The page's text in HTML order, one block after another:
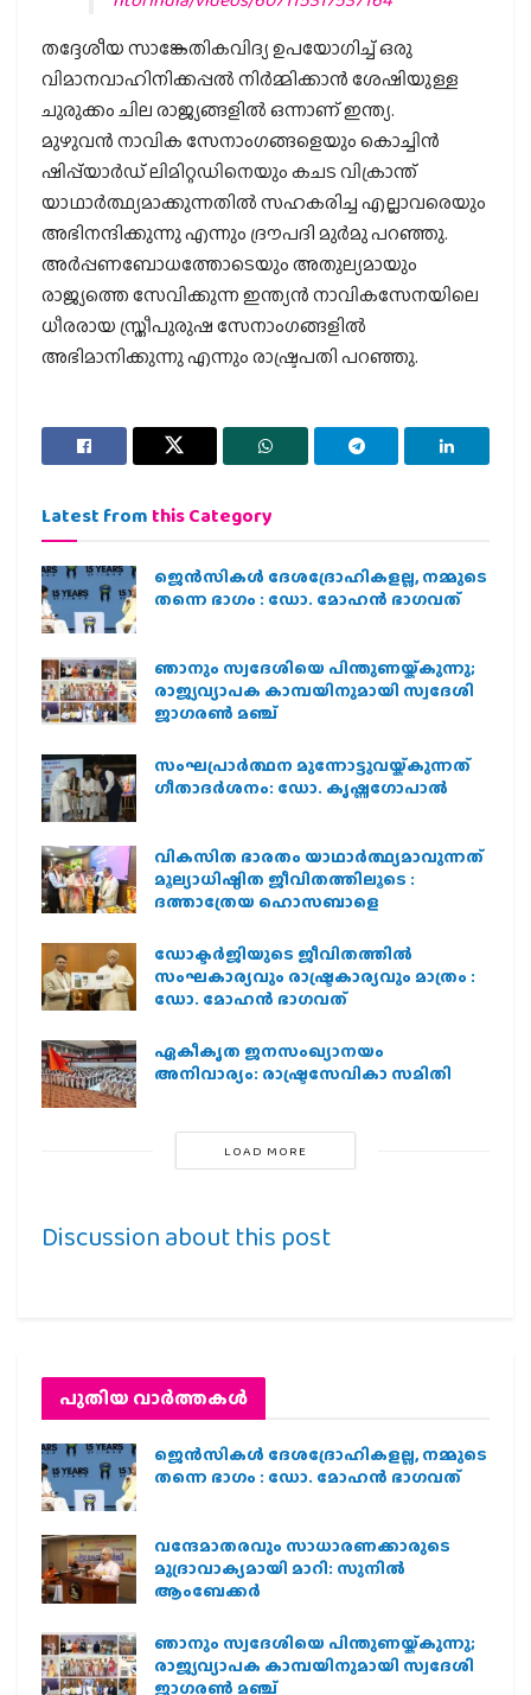
തദ്ദേശീയ സാങ്കേതികവിദ്യ ഉപയോഗിച്ച് ഒരു
വിമാനവാഹിനിക്കപ്പല്‍ നിര്‍മ്മിക്കാന്‍ ശേഷിയുള്ള
ചുരുക്കം ചില രാജ്യങ്ങളില്‍ ഒന്നാണ് ഇന്ത്യ.
മുഴുവന്‍ നാവിക സേനാംഗങ്ങളെയും കൊച്ചിന്‍
ഷിപ്പ്‌യാര്‍ഡ് ലിമിറ്റഡിനെയും കചട വിക്രാന്ത്
യാഥാര്‍ത്ഥ്യമാക്കുന്നതില്‍ സഹകരിച്ച എല്ലാവരെയും
അഭിനന്ദിക്കുന്നു എന്നും ദ്രൗപദി മുര്‍മു പറഞ്ഞു.
അര്‍പ്പണബോധത്തോടെയും അതുല്യമായും
രാജ്യത്തെ സേവിക്കുന്ന ഇന്ത്യന്‍ നാവികസേനയിലെ
ധീരരായ സ്ത്രീപുരുഷ സേനാംഗങ്ങളില്‍
അഭിമാനിക്കുന്നു എന്നും രാഷ്ട്രപതി പറഞ്ഞു.
Latest from this Category
ജെന്‍സികള്‍ ദേശദ്രോഹികളല്ല, നമ്മുടെ
തന്നെ ഭാഗം : ഡോ. മോഹന്‍ ഭാഗവത്
ഞാനും സ്വദേശിയെ പിന്തുണയ്ക്കുന്നു;
രാജ്യവ്യാപക കാമ്പയിനുമായി സ്വദേശി
ജാഗരണ്‍ മഞ്ച്
സംഘപ്രാര്‍ത്ഥന മുന്നോട്ടുവയ്ക്കുന്നത്
ഗീതാദര്‍ശനം: ഡോ. കൃഷ്ണഗോപാല്‍
വികസിത ഭാരതം യാഥാർത്ഥ്യമാവുന്നത്
മൂല്യാധിഷ്ഠിത ജീവിതത്തിലൂടെ :
ദത്താത്രേയ ഹൊസബാളെ
ഡോക്ടർജിയുടെ ജീവിതത്തിൽ
സംഘകാര്യവും രാഷ്ട്രകാര്യവും മാത്രം :
ഡോ. മോഹൻ ഭാഗവത്
ഏകീകൃത ജനസംഖ്യാനയം
അനിവാര്യം: രാഷ്ട്രസേവികാ സമിതി
LOAD MORE
Discussion about this post
പുതിയ വാര്‍ത്തകള്‍
ജെന്‍സികള്‍ ദേശദ്രോഹികളല്ല, നമ്മുടെ
തന്നെ ഭാഗം : ഡോ. മോഹന്‍ ഭാഗവത്
വന്ദേമാതരവും സാധാരണക്കാരുടെ
മുദ്രാവാക്യമായി മാറി: സുനിൽ
ആംബേക്കർ
ഞാനും സ്വദേശിയെ പിന്തുണയ്ക്കുന്നു;
രാജ്യവ്യാപക കാമ്പയിനുമായി സ്വദേശി
ജാഗരണ്‍ മഞ്ച്